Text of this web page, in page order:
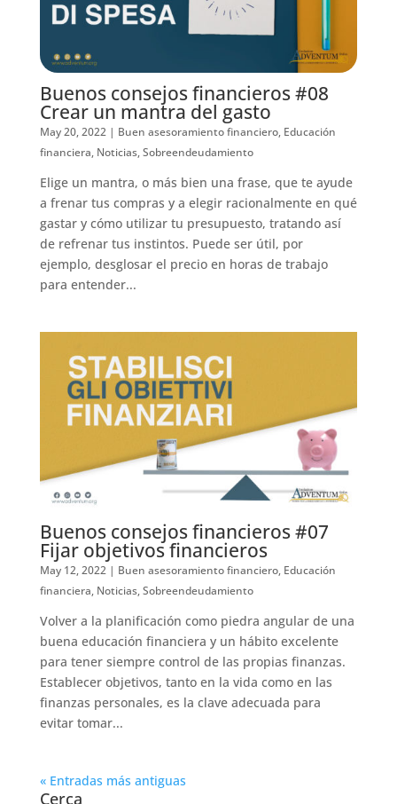
Buenos consejos financieros #08
Crear un mantra del gasto
May 20, 2022| Buen asesoramiento financiero, Educación
financiera, Noticias,Sobreendeudamiento
Elige un mantra, o más bien una frase, que te ayude
a frenar tus compras y a elegir racionalmente en qué
gastar y cómo utilizar tu presupuesto, tratando así
de refrenar tus instintos. Puede ser útil, por
ejemplo, desglosar el precio en horas de trabajo
para entender...
Buenos consejos financieros #07
Fijar objetivos financieros
May 12, 2022| Buen asesoramiento financiero, Educación
financiera, Noticias,Sobreendeudamiento
Volver a la planificación como piedra angular de una
buena educación financiera y un hábito excelente
para tener siempre control de las propias finanzas.
Establecer objetivos, tanto en la vida como en las
finanzas personales, es la clave adecuada para
evitar tomar...
« Entradas más antiguas
Cerca